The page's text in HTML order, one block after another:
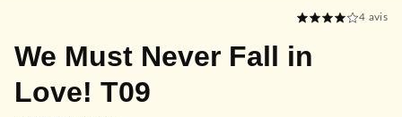
4 avis
We Must Never Fall in
Love! T09